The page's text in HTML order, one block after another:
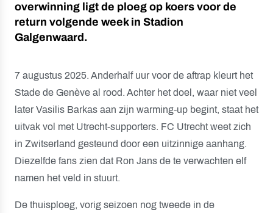
overwinning ligt de ploeg op koers voor de
return volgende week in Stadion
Galgenwaard.
7 augustus 2025. Anderhalf uur voor de aftrap kleurt het
Stade de Genève al rood. Achter het doel, waar niet veel
later Vasilis Barkas aan zijn warming-up begint, staat het
uitvak vol met Utrecht-supporters. FC Utrecht weet zich
in Zwitserland gesteund door een uitzinnige aanhang.
Diezelfde fans zien dat Ron Jans de te verwachten elf
namen het veld in stuurt.
De thuisploeg, vorig seizoen nog tweede in de